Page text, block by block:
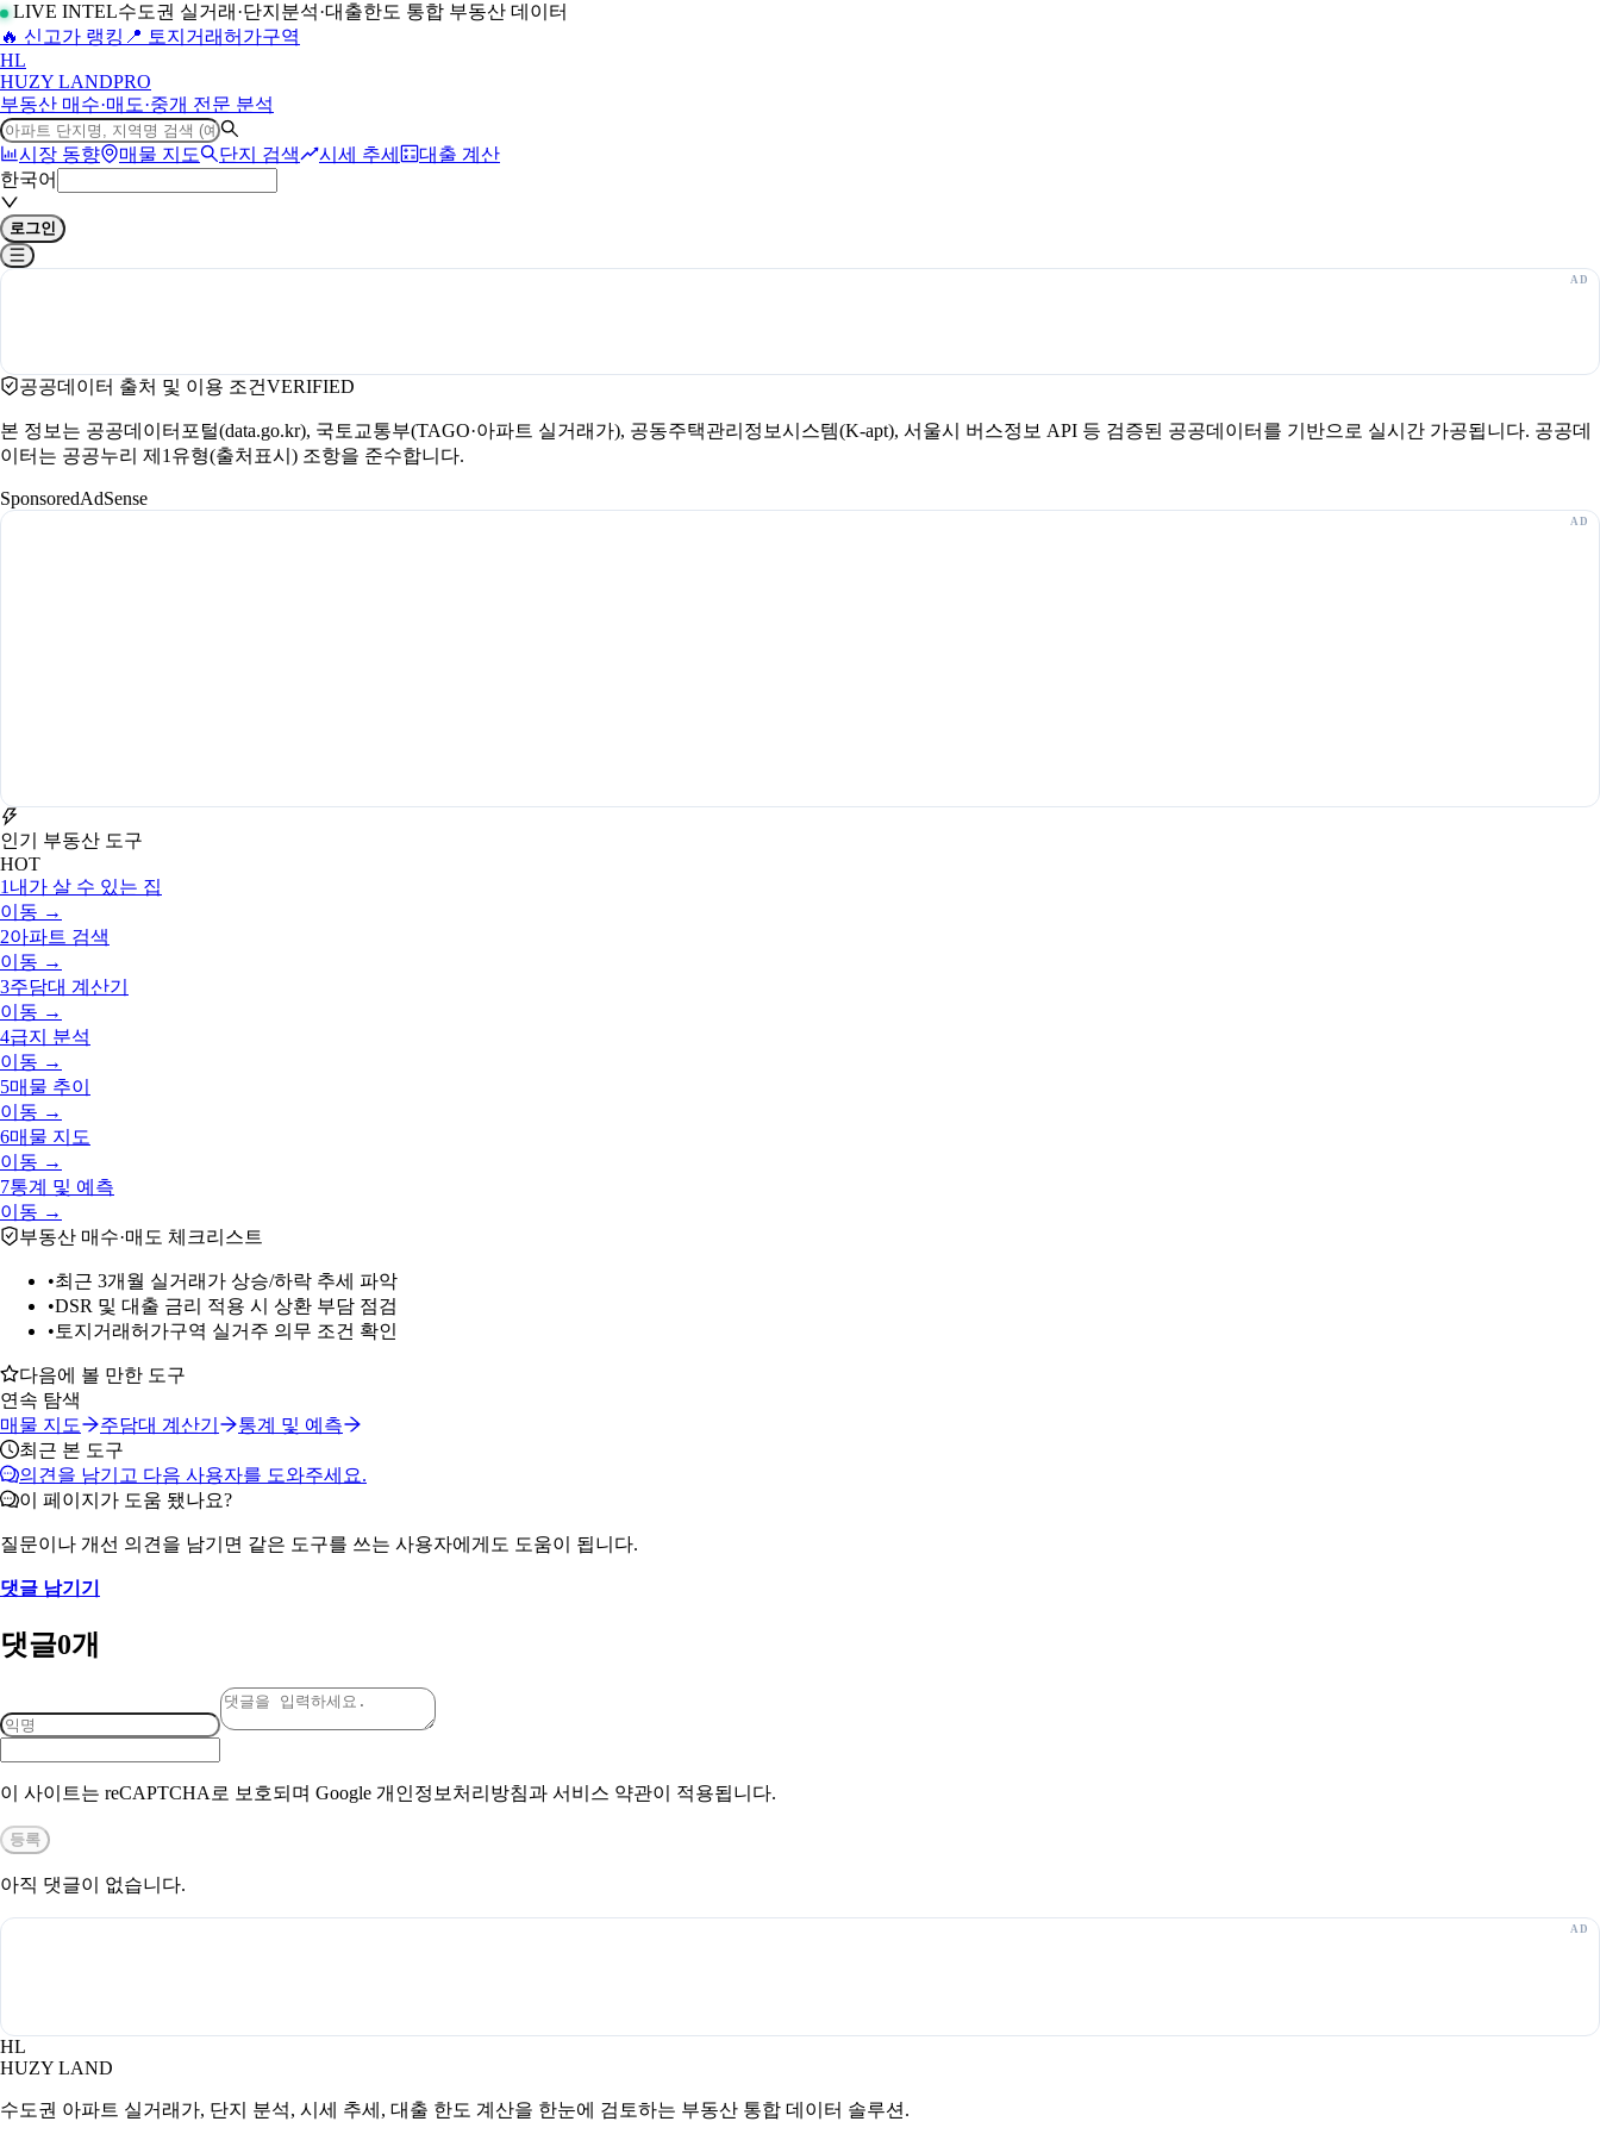
LIVE INTEL수도권 실거래·단지분석·대출한도 통합 부동산 데이터
🔥 신고가 랭킹 📍 토지거래허가구역
HL
HUZY LANDPRO
부동산 매수·매도·중개 전문 분석
시장 동향 매물 지도 단지 검색 시세 추세
대출 계산
한국어
로그인
공공데이터 출처 및 이용 조건VERIFIED
본 정보는 공공데이터포털(data.go.kr), 국토교통부(TAGO·아파트 실거래가), 공동주택관리정보시스템(K-apt), 서울시 버스정보 API 등 검증된 공공데이터를 기반으로 실시간 가공됩니다. 공공데
이터는 공공누리 제1유형(출처표시) 조항을 준수합니다.
SponsoredAdSense
인기 부동산 도구
HOT
1 내가 살 수 있는 집
이동 →
2아파트 검색
이동 →
3주담대 계산기
이동 →
4급지 분석
이동 →
5매물 추이
이동 →
6매물 지도
이동 →
7통계 및 예측
이동 →
부동산 매수·매도 체크리스트
•최근 3개월 실거래가 상승/하락 추세 파악
•DSR 및 대출 금리 적용 시 상환 부담 점검
• 토지거래허가구역 실거주 의무 조건 확인
다음에 볼 만한 도구
연속 탐색
매물 지도
주담대 계산기
통계 및 예측
최근 본 도구
의견을 남기고 다음 사용자를 도와주세요.
이 페이지가 도움 됐나요?
질문이나 개선 의견을 남기면 같은 도구를 쓰는 사용자에게도 도움이 됩니다.
댓글 남기기
댓글0개
이 사이트는 reCAPTCHA로 보호되며 Google 개인정보처리방침과 서비스 약관이 적용됩니다.
등록
아직 댓글이 없습니다.
HL
HUZY LAND
수도권 아파트 실거래가, 단지 분석, 시세 추세, 대출 한도 계산을 한눈에 검토하는 부동산 통합 데이터 솔루션.